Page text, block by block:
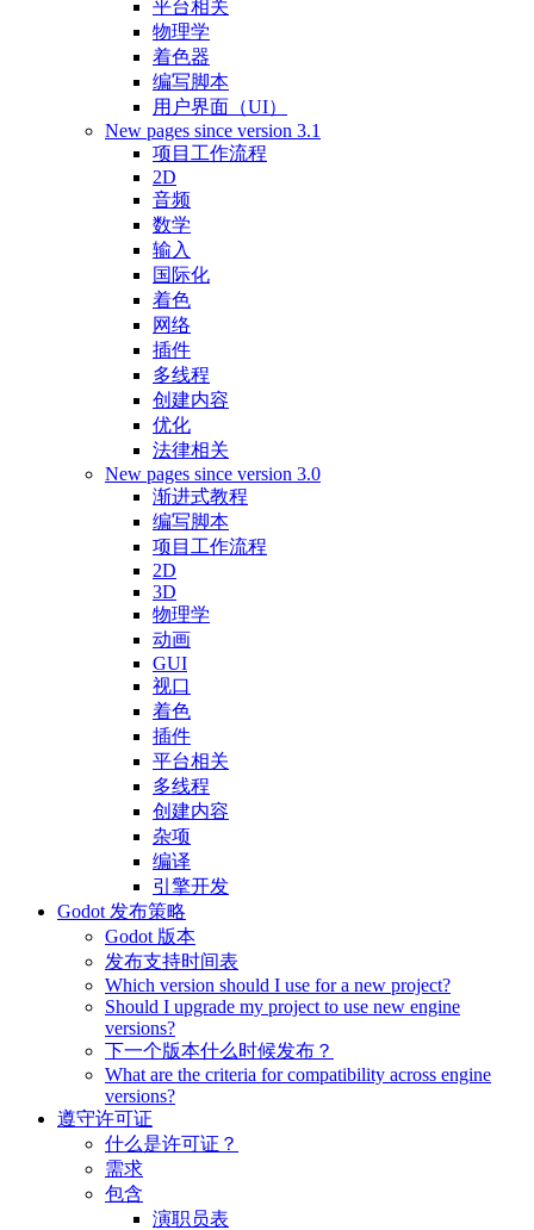
平台相关
物理学
着色器
编写脚本
用户界面（UI）
New pages since version 3.1
项目工作流程
2D
音频
数学
输入
国际化
着色
网络
插件
多线程
创建内容
优化
法律相关
New pages since version 3.0
渐进式教程
编写脚本
项目工作流程
2D
3D
物理学
动画
GUI
视口
着色
插件
平台相关
多线程
创建内容
杂项
编译
引擎开发
Godot 发布策略
Godot 版本
发布支持时间表
Which version should I use for a new project?
Should I upgrade my project to use new engine
versions?
下一个版本什么时候发布？
What are the criteria for compatibility across engine
versions?
遵守许可证
什么是许可证？
需求
包含
演职员表